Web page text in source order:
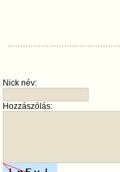
Nick név:
Hozzászólás: